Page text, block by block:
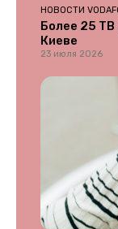
НОВОСТИ
Более 25 ТВ
Киеве
23 июля 2026